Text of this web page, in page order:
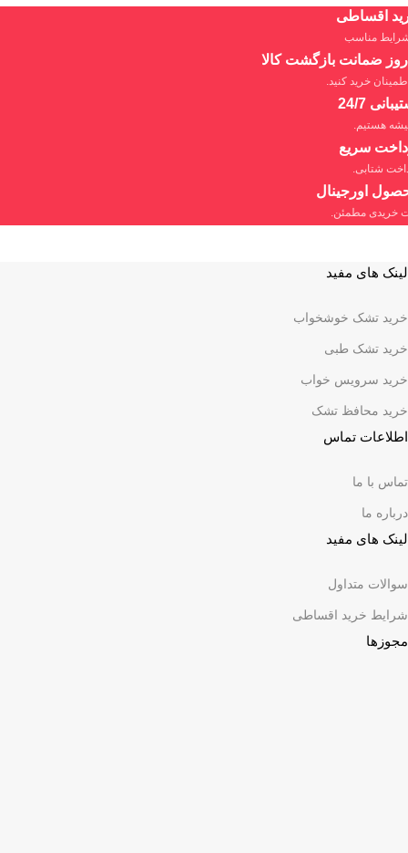
اقساطی
شرایط مناسب
خرید کنید.
24/7
هستیم.
سریع
شتابی.
اورجینال
خریدی مطمئن.
لینک های مفید
خرید تشک خوشخواب
خرید تشک طبی
خرید سرویس خواب
خرید محافظ تشک
اطلاعات تماس
تماس با ما
درباره ما
لینک های مفید
سوالات متداول
شرایط خرید اقساطی
مجوزها